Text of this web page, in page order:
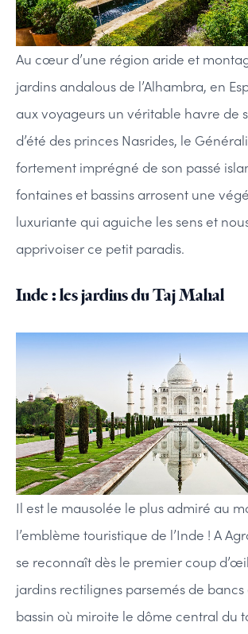
Au cœur d’une région aride et
jardins andalous de l’Alhambra, en
aux voyageurs un véritable havre de
d’été des princes Nasrides, le
fortement imprégné de son passé
fontaines et bassins arrosent une
luxuriante qui aguiche les sens et
apprivoiser ce petit paradis.
Inde : les jardins du Taj Mahal
Il est le mausolée le plus admiré au
l’emblème touristique de l’Inde ! A
se reconnaît dès le premier coup
jardins rectilignes parsemés de
bassin où miroite le dôme central du